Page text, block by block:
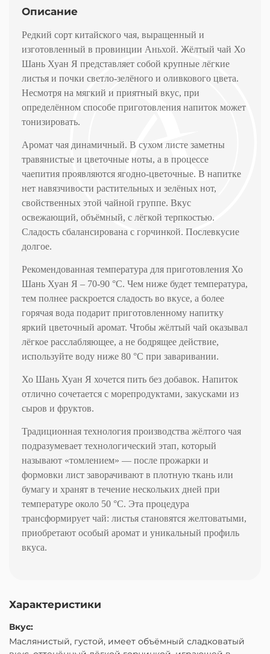
Описание
Редкий сорт китайского чая, выращенный и
изготовленный в провинции Аньхой. Жёлтый чай Хо
Шань Хуан Я представляет собой крупные лёгкие
листья и почки светло-зелёного и оливкового цвета.
Несмотря на мягкий и приятный вкус, при
определённом способе приготовления напиток может
тонизировать.
Аромат чая динамичный. В сухом листе заметны
травянистые и цветочные ноты, а в процессе
чаепития проявляются ягодно-цветочные. В напитке
нет навязчивости растительных и зелёных нот,
свойственных этой чайной группе. Вкус
освежающий, объёмный, с лёгкой терпкостью.
Сладость сбалансирована с горчинкой. Послевкусие
долгое.
Рекомендованная температура для приготовления Хо
Шань Хуан Я – 70-90 °C. Чем ниже будет температура,
тем полнее раскроется сладость во вкусе, а более
горячая вода подарит приготовленному напитку
яркий цветочный аромат. Чтобы жёлтый чай оказывал
лёгкое расслабляющее, а не бодрящее действие,
используйте воду ниже 80 °C при заваривании.
Хо Шань Хуан Я хочется пить без добавок. Напиток
отлично сочетается с морепродуктами, закусками из
сыров и фруктов.
Традиционная технология производства жёлтого чая
подразумевает технологический этап, который
называют «томлением» — после прожарки и
формовки лист заворачивают в плотную ткань или
бумагу и хранят в течение нескольких дней при
температуре около 50 °C. Эта процедура
трансформирует чай: листья становятся желтоватыми,
приобретают особый аромат и уникальный профиль
вкуса.
Характеристики
Вкус:
Маслянистый, густой, имеет объёмный сладковатый